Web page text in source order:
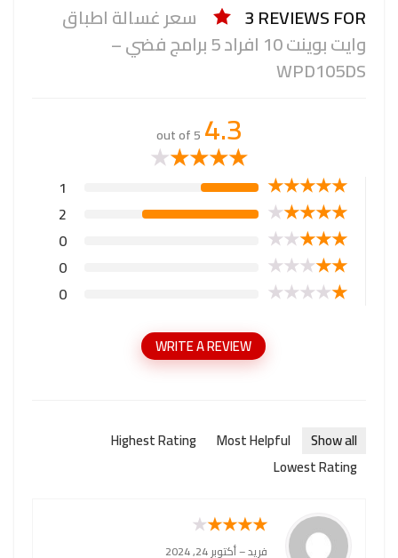
3 REVIEWS FOR
سعر غسالة اطباق
وايت بوينت 10 افراد 5 برامج فضي –
WPD105DS
4.3
out of 5
★
★
★
★
★
★
★
★
★
★
1
★
★
★
★
★
2
★
★
★
★
★
0
★
★
★
★
★
0
★
★
★
★
★
0
WRITE A REVIEW
Show all
Most Helpful
Highest Rating
Lowest Rating
★
★
★
★
★
فريد–أكتوبر 24, 2024